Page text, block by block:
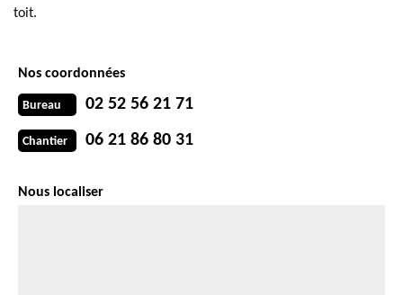
toit.
Nos coordonnées
Bureau 02 52 56 21 71
Chantier 06 21 86 80 31
Nous localiser